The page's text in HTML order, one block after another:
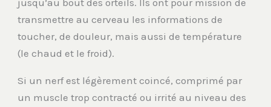
transmettre au cerveau les informations de
toucher, de douleur, mais aussi de température
(le chaud et le froid).
Si un nerf est légèrement coincé, comprimé par
un muscle trop contracté ou irrité au niveau des